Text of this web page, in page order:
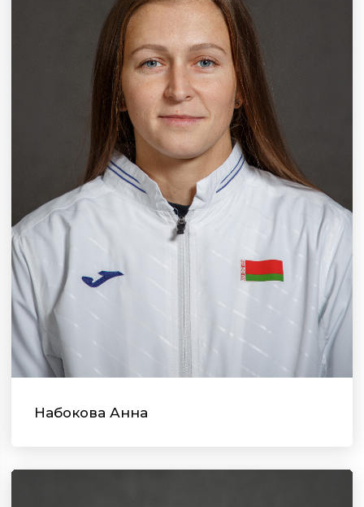
Набокова Анна